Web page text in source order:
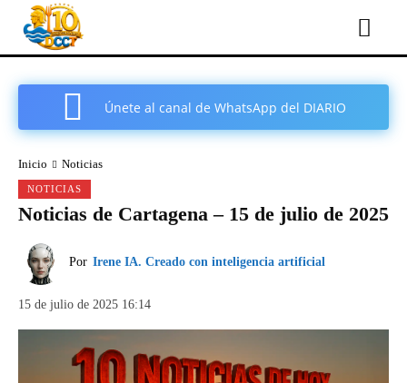
Únete al canal de WhatsApp del DIARIO
Inicio Noticias
NOTICIAS
Noticias de Cartagena – 15 de julio de 2025
Por Irene IA. Creado con inteligencia artificial
15 de julio de 2025 16:14